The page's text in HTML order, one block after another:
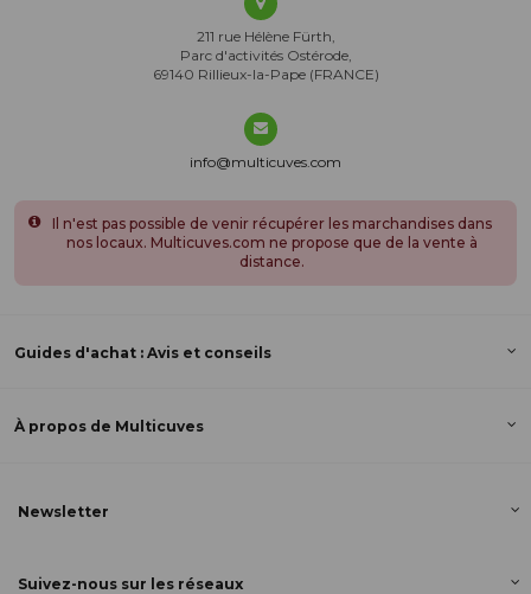
211 rue Hélène Fürth,
Parc d'activités Ostérode,
69140 Rillieux-la-Pape (FRANCE)
info@multicuves.com
Il n'est pas possible de venir récupérer les marchandises dans
nos locaux. Multicuves.com ne propose que de la vente à
distance.
Guides d'achat : Avis et conseils
À propos de Multicuves
Newsletter
Suivez-nous sur les réseaux